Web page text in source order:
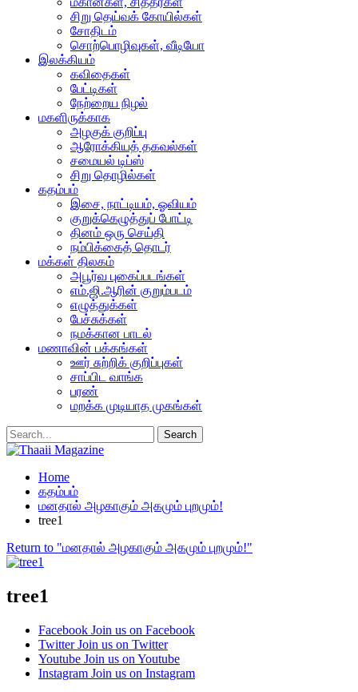
சிறு தெய்வக் கோயில்கள்
சோதிடம்
சொற்பொழிவுகள், வீடியோ
இலக்கியம்
கவிதைகள்
பேட்டிகள்
நேற்றைய நிழல்
மகளிருக்காக
அழகுக் குறிப்பு
ஆரோக்கியத் தகவல்கள்
சமையல் டிப்ஸ்
சிறு தொழில்கள்
கதம்பம்
இசை, நாட்டியம், ஓவியம்
குறுக்கெழுத்துப் போட்டி
தினம் ஒரு செய்தி
நம்பிக்கைத் தொடர்
மக்கள் திலகம்
அபூர்வ புகைப்படங்கள்
எம்.ஜி.ஆரின் குறும்படம்
எழுத்துக்கள்
பேச்சுக்கள்
நமக்கான பாடல்
மணாவின் பக்கங்கள்
ஊர் சுற்றிக் குறிப்புகள்
சாப்பிட வாங்க
பரண்
மறக்க முடியாத முகங்கள்
Home
கதம்பம்
மனதால் அழகாகும் அகமும் புறமும்!
tree1
Return to "மனதால் அழகாகும் அகமும் புறமும்!"
tree1
Facebook Join us on Facebook
Twitter Join us on Twitter
Youtube Join us on Youtube
Instagram Join us on Instagram